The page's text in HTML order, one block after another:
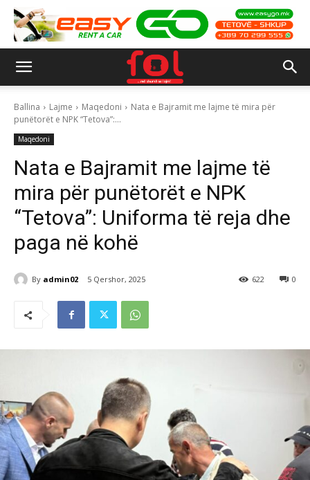
Ballina Lajme Maqedoni
Nata e Bajramit me lajme të mira për
punëtorët e NPK “Tetova”:...
Maqedoni
Nata e Bajramit me lajme të
mira për punëtorët e NPK
“Tetova”: Uniforma të reja dhe
paga në kohë
By admin02 5 Qershor, 2025 0
622